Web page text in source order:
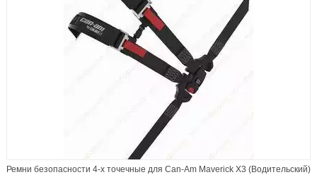
Ремни безопасности 4-х точечные для Can-Am Maverick X3 (Водительский)